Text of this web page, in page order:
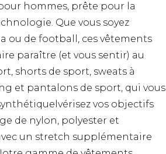
hommes, prête pour la
Que vous soyez
ou de football, ces vêtements
paraître (et vous sentir) au
shorts de sport, sweats à
et pantalons de sport, qui vous
vos objectifs
de nylon, polyester et
un stretch supplémentaire